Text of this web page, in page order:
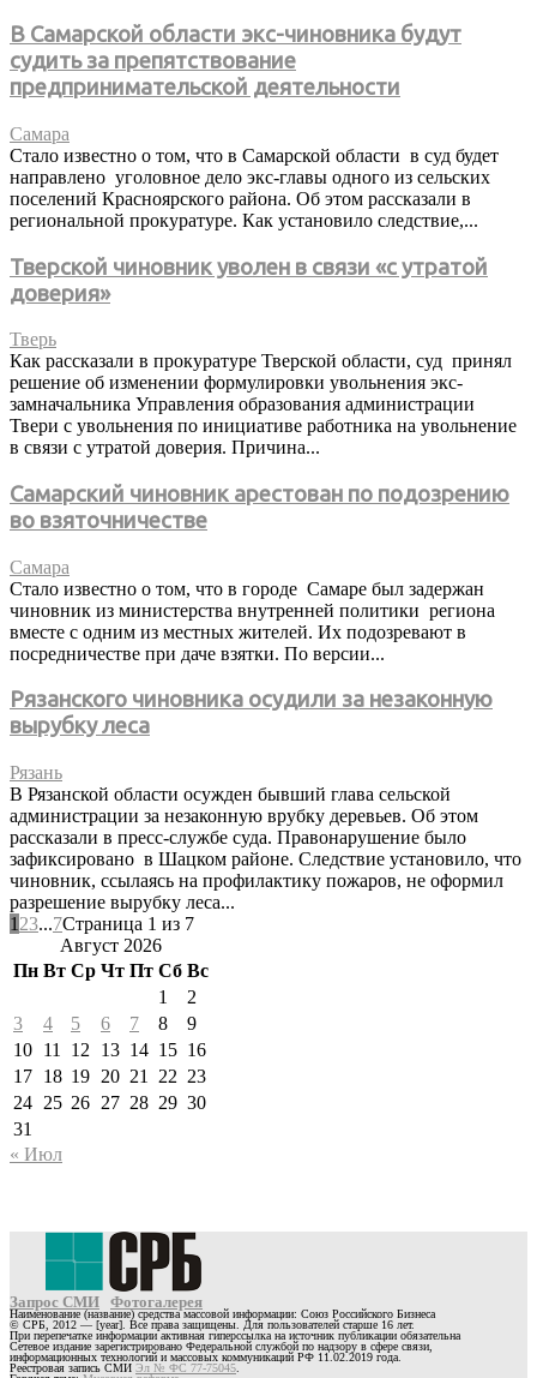
В Самарской области экс-чиновника будут
судить за препятствование
предпринимательской деятельности
Самара
Стало известно о том, что в Самарской области в суд будет
направлено уголовное дело экс-главы одного из сельских
поселений Красноярского района. Об этом рассказали в
региональной прокуратуре. Как установило следствие,...
Тверской чиновник уволен в связи «с утратой
доверия»
Тверь
Как рассказали в прокуратуре Тверской области, суд принял
решение об изменении формулировки увольнения экс-
замначальника Управления образования администрации
Твери с увольнения по инициативе работника на увольнение
в связи с утратой доверия. Причина...
Самарский чиновник арестован по подозрению
во взяточничестве
Самара
Стало известно о том, что в городе Самаре был задержан
чиновник из министерства внутренней политики региона
вместе с одним из местных жителей. Их подозревают в
посредничестве при даче взятки. По версии...
Рязанского чиновника осудили за незаконную
вырубку леса
Рязань
В Рязанской области осужден бывший глава сельской
администрации за незаконную врубку деревьев. Об этом
рассказали в пресс-службе суда. Правонарушение было
зафиксировано в Шацком районе. Следствие установило, что
чиновник, ссылаясь на профилактику пожаров, не оформил
разрешение вырубку леса...
1 23...7Страница 1 из 7
Август 2026
Пн Вт Ср Чт Пт Сб Вс
1
2
3
4 5 6 7 8
9
10 11 12 13 14 15 16
17 18 19 20 21 22 23
24 25 26 27 28 29 30
31
« Июл
Запрос СМИ Фотогалерея
Наименование (название) средства массовой информации: Союз Российского Бизнеса
© СРБ, 2012 — [year]. Все права защищены. Для пользователей старше 16 лет.
При перепечатке информации активная гиперссылка на источник публикации обязательна
Сетевое издание зарегистрировано Федеральной службой по надзору в сфере связи,
информационных технологий и массовых коммуникаций РФ 11.02.2019 года.
Реестровая запись СМИ Эл № ФС 77-75045